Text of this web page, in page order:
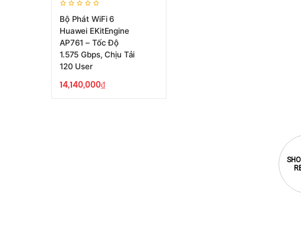
Bộ Phát WiFi 6
Huawei EKitEngine
AP761 – Tốc Độ
1.575 Gbps, Chịu Tải
120 User
14,140,000₫